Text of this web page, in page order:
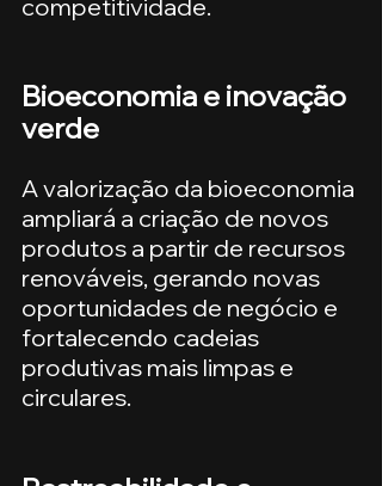
competitividade.
Bioeconomia e inovação
verde
A valorização da bioeconomia
ampliará a criação de novos
produtos a partir de recursos
renováveis, gerando novas
oportunidades de negócio e
fortalecendo cadeias
produtivas mais limpas e
circulares.